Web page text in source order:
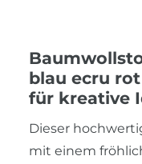
blau ecru
für kreative
Dieser
mit einem